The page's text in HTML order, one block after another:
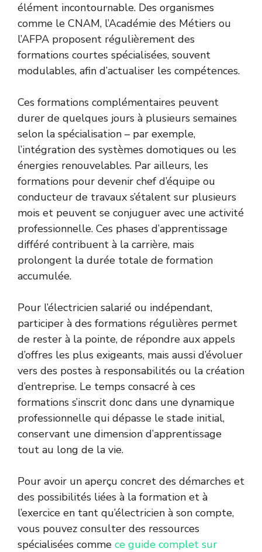
élément incontournable. Des organismes
comme le CNAM, l’Académie des Métiers ou
l’AFPA proposent régulièrement des
formations courtes spécialisées, souvent
modulables, afin d’actualiser les compétences.
Ces formations complémentaires peuvent
durer de quelques jours à plusieurs semaines
selon la spécialisation – par exemple,
l’intégration des systèmes domotiques ou les
énergies renouvelables. Par ailleurs, les
formations pour devenir chef d’équipe ou
conducteur de travaux s’étalent sur plusieurs
mois et peuvent se conjuguer avec une activité
professionnelle. Ces phases d’apprentissage
différé contribuent à la carrière, mais
prolongent la durée totale de formation
accumulée.
Pour l’électricien salarié ou indépendant,
participer à des formations régulières permet
de rester à la pointe, de répondre aux appels
d’offres les plus exigeants, mais aussi d’évoluer
vers des postes à responsabilités ou la création
d’entreprise. Le temps consacré à ces
formations s’inscrit donc dans une dynamique
professionnelle qui dépasse le stade initial,
conservant une dimension d’apprentissage
tout au long de la vie.
Pour avoir un aperçu concret des démarches et
des possibilités liées à la formation et à
l’exercice en tant qu’électricien à son compte,
vous pouvez consulter des ressources
spécialisées comme ce guide complet sur